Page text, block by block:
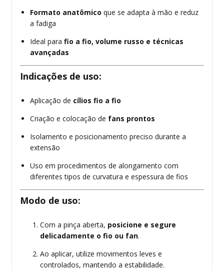
Formato anatômico que se adapta à mão e reduz
a fadiga
Ideal para fio a fio, volume russo e técnicas
avançadas
Indicações de uso:
Aplicação de cílios fio a fio
Criação e colocação de fans prontos
Isolamento e posicionamento preciso durante a
extensão
Uso em procedimentos de alongamento com
diferentes tipos de curvatura e espessura de fios
Modo de uso:
Com a pinça aberta, posicione e segure
delicadamente o fio ou fan.
Ao aplicar, utilize movimentos leves e
controlados, mantendo a estabilidade.